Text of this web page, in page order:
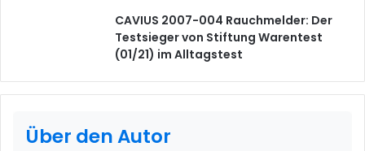
CAVIUS 2007-004 Rauchmelder: Der
Testsieger von Stiftung Warentest
(01/21) im Alltagstest
Über den Autor